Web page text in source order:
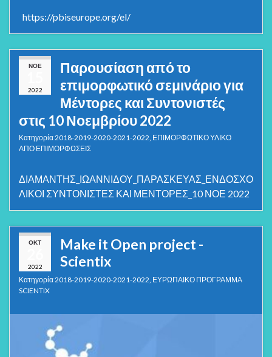
https://pbiseurope.org/el/
ΝΟΈ
2022
Παρουσίαση από το
επιμορφωτικό σεμινάριο για
Μέντορες και Συντονιστές
στις 10 Νοεμβρίου 2022
Κατηγορία2018-2019-2020-2021-2022, ΕΠΙΜΟΡΦΩΤΙΚΟ ΥΛΙΚΟ
ΑΠΟ ΕΠΙΜΟΡΦΩΣΕΙΣ
ΔΙΑΜΑΝΤΗΣ_ΙΩΑΝΝΙΔΟΥ_ΠΑΡΑΣΚΕΥΑΣ_ΕΝΔΟΣΧΟ
ΛΙΚΟΙ ΣΥΝΤΟΝΙΣΤΕΣ ΚΑΙ ΜΕΝΤΟΡΕΣ_10 ΝΟΕ 2022
ΟΚΤ
2022
Make it Open project -
Scientix
Κατηγορία2018-2019-2020-2021-2022, ΕΥΡΩΠΑΙΚΟ ΠΡΟΓΡΑΜΜΑ
SCIENTIX